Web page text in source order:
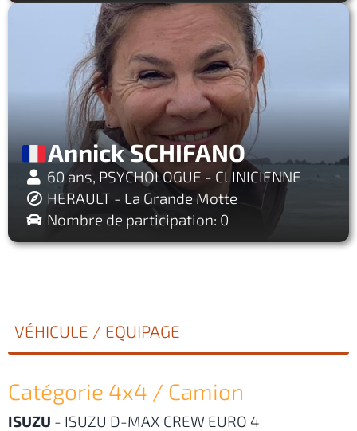
Annick SCHIFANO
60 ans, PSYCHOLOGUE - CLINICIENNE
HERAULT - La Grande Motte
Nombre de participation: 0
VÉHICULE / EQUIPAGE
Catégorie 4x4 / Camion
ISUZU - ISUZU D-MAX CREW EURO 4